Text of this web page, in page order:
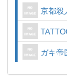
京都殺
ガキ